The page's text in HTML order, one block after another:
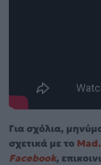
Για σχόλια,
σχετικά με το
Facebook,